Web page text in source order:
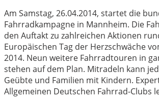
Am Samstag, 26.04.2014, startet die
Fahrradkampagne in Mannheim. Die
den Auftakt zu zahlreichen Aktionen
Europäischen Tag der Herzschwäche
2014. Neun weitere Fahrradtouren in
stehen auf dem Plan. Mitradeln kann
Geübte und Familien mit Kindern.
Allgemeinen Deutschen Fahrrad-Clubs